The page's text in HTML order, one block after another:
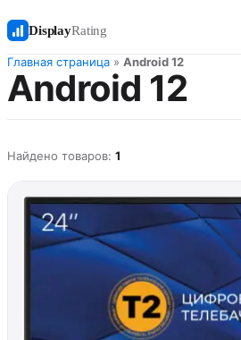
DisplayRating
Главная страница » Android 12
Android 12
Найдено товаров: 1